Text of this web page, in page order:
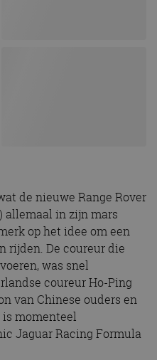
de nieuwe Range Rover
allemaal in zijn mars
op het idee om een
rijden. De coureur die
was snel
coureur Ho-Ping
van Chinese ouders en
momenteel
Jaguar Racing Formula